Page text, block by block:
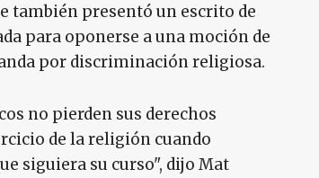
también presentó un escrito de
para oponerse a una moción de
por discriminación religiosa.
no pierden sus derechos
de la religión cuando
siguiera su curso", dijo Mat